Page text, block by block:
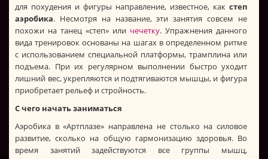
для похудения и фигуры направление, известное, как степ
аэробика. Несмотря на название, эти занятия совсем не
похожи на танец «степ» или чечетку. Упражнения данного
вида тренировок основаны на шагах в определенном ритме
с использованием специальной платформы, трамплина или
подъема. При их регулярном выполнении быстро уходит
лишний вес, укрепляются и подтягиваются мышцы, и фигура
приобретает рельеф и стройность.
С чего начать заниматься
Аэробика в «Артплазе» направлена не столько на силовое
развитие, сколько на общую гармонизацию здоровья. Во
время занятий задействуются все группы мышц,